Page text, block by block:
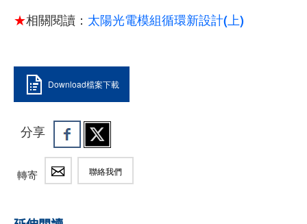
★相關閱讀： 太陽光電模組循環新設計(上)
Download檔案下載
分享
轉寄 聯絡我們